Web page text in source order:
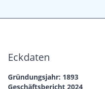
Eckdaten
Gründungsjahr: 1893
Geschäftsbericht 2024